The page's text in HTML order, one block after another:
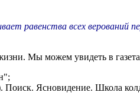
равенства всех
Мы можем увидеть в
Поиск. Ясновидение. Школа